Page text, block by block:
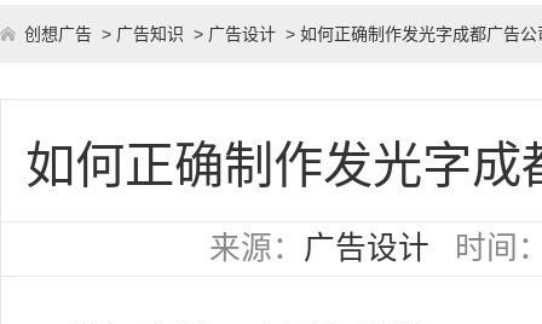
创想广告 > 广告知识 > 广告设计 > 如何正确制作发光字成都广告
如何正确制作发光字
来源： 广告设计 时间